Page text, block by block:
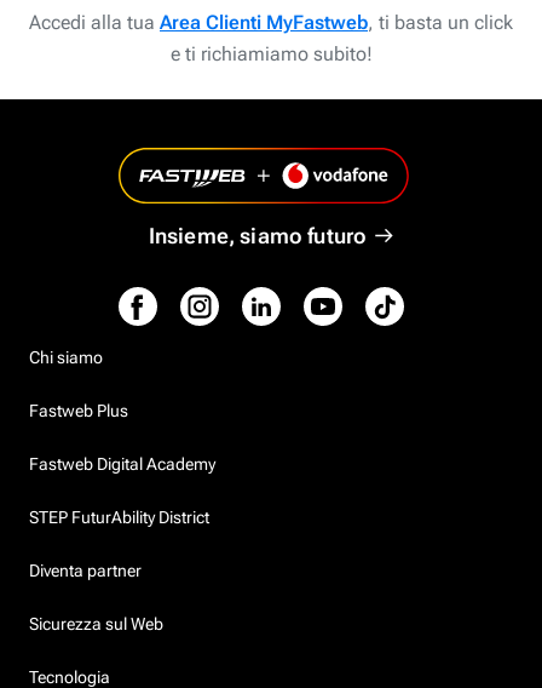
Accedi alla tua Area Clienti MyFastweb, ti basta un click
e ti richiamiamo subito!
Insieme, siamo futuro
Chi siamo
Fastweb Plus
Fastweb Digital Academy
STEP FuturAbility District
Diventa partner
Sicurezza sul Web
Tecnologia